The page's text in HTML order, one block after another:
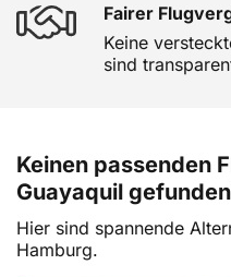
Fairer
Keine
sind
Keinen passenden
Guayaquil
Hier sind spannende
Hamburg.